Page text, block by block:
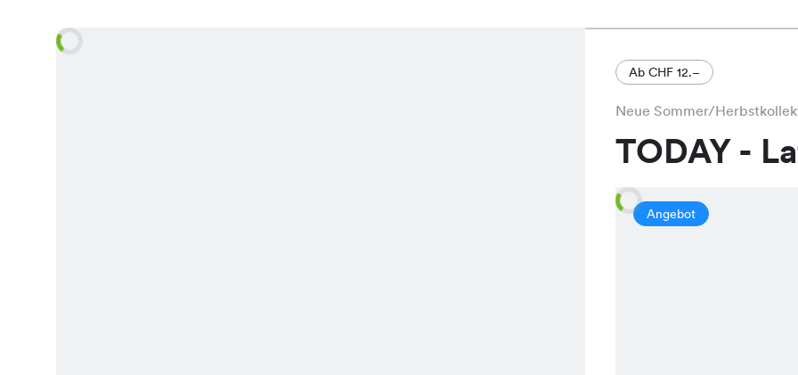
Ab CHF 12.–
Neue Sommer/
TODAY -
Angebot